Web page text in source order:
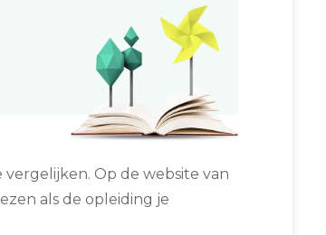
Op de website van
als de opleiding je